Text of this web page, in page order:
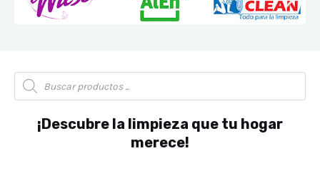
Búsqueda
de
productos
¡Descubre la limpieza que tu hogar
merece!